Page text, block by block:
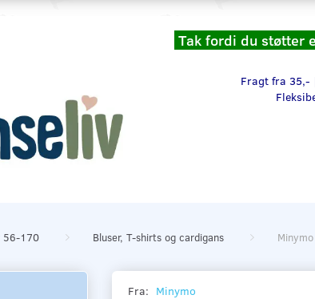
Tak fordi du støtter
Fragt fra 35,-
56-170 Bluser, T-shirts og cardigans
Fra: Minymo